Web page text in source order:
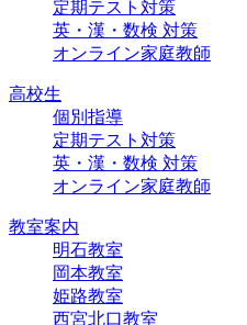
定期テスト対策
英・漢・数検 対策
オンライン家庭教師
高校生
個別指導
定期テスト対策
英・漢・数検 対策
オンライン家庭教師
教室案内
明石教室
岡本教室
姫路教室
西宮北口教室